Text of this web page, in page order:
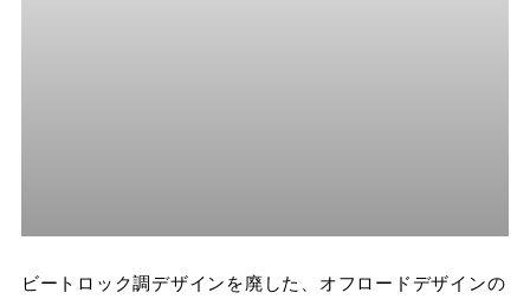
ビートロック調デザインを廃した、オフロードデザインの